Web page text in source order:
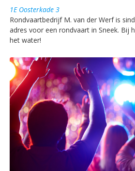
1E Oosterkade 3
Rondvaartbedrijf M. van der Werf is
adres voor een rondvaart in Sneek. Bij
het water!